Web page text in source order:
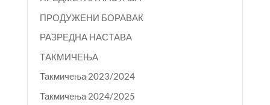
ПРОДУЖЕНИ БОРАВАК
РАЗРЕДНА НАСТАВА
ТАКМИЧЕЊА
Такмичења 2023/2024
Такмичења 2024/2025